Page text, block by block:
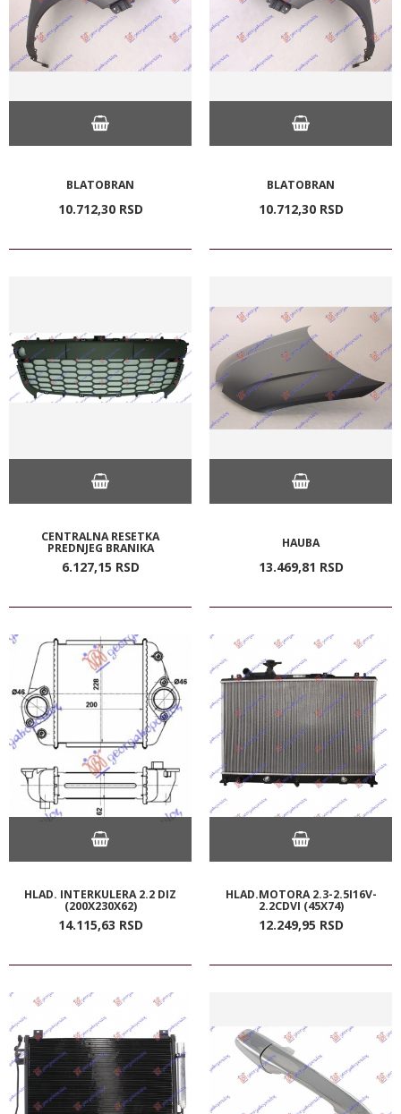
BLATOBRAN
10.712,30 RSD
BLATOBRAN
10.712,30 RSD
CENTRALNA RESETKA
PREDNJEG BRANIKA
6.127,15 RSD
HAUBA
13.469,81 RSD
HLAD. INTERKULERA 2.2 DIZ
(200X230X62)
14.115,63 RSD
HLAD.MOTORA 2.3-2.5I16V-
2.2CDVI (45X74)
12.249,95 RSD